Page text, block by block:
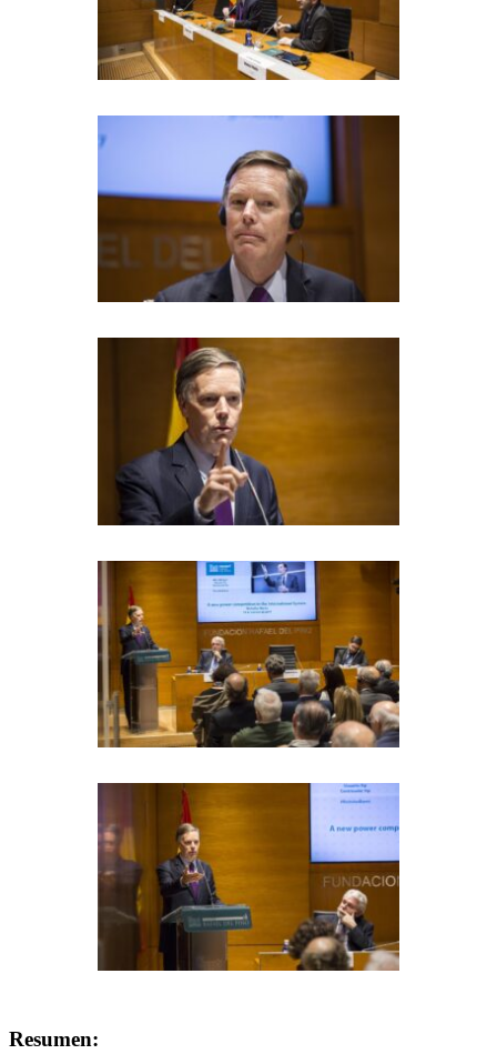
Resumen: